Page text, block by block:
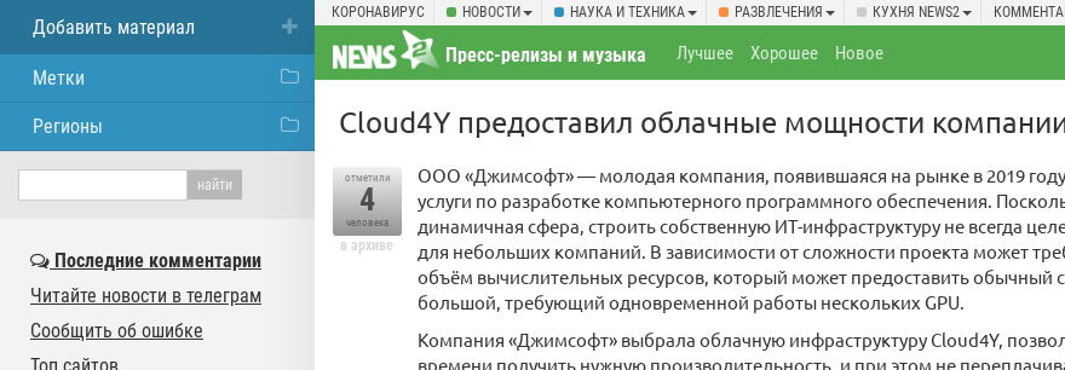
КОРОНАВИРУС НОВОСТИ НАУКА И ТЕХНИКА РАЗВЛЕЧЕНИЯ КУХНЯ NEWS2
Пресс-релизы и музыка Лучшее Хорошее Новое
Cloud4Y предоставил облачные мощности
отметили
4
человека
в архиве
ООО «Джимсофт» — молодая компания, появившаяся на рынке в 2019
услуги по разработке компьютерного программного обеспечения.
динамичная сфера, строить собственную ИТ-инфраструктуру не всегда
для небольших компаний. В зависимости от сложности проекта может
объём вычислительных ресурсов, который может предоставить обычный
большой, требующий одновременной работы нескольких GPU.
Компания «Джимсофт» выбрала облачную инфраструктуру Cloud4Y,
времени получить нужную производительность, и при этом не
Добавить материал
Метки
Регионы
Последние комментарии
Читайте новости в телеграм
Сообщить об ошибке